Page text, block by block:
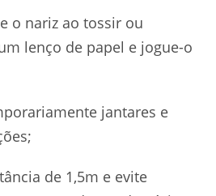
o nariz ao tossir ou
lenço de papel e jogue-o
jantares e
de 1,5m e evite